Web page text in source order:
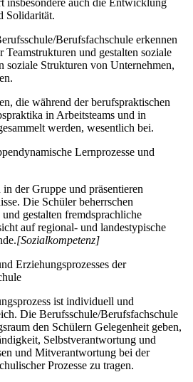
Solidarität.
Berufsfachschule erkennen
Teamstrukturen und gestalten soziale
soziale Strukturen von Unternehmen,
die während der berufspraktischen
in Arbeitsteams und in
werden, wesentlich bei.
Lernprozesse und
der Gruppe und präsentieren
Die Schüler beherrschen
gestalten fremdsprachliche
auf regional- und landestypische
[Sozialkompetenz]
Erziehungsprozesses der
ist individuell und
Die Berufsschule/Berufsfachschule
den Schülern Gelegenheit geben,
Selbstverantwortung und
und Mitverantwortung bei der
Prozesse zu tragen.